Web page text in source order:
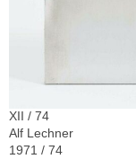
XII / 74
Alf Lechner
1971 / 74